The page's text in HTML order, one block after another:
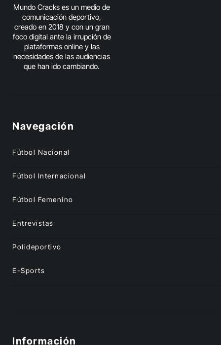
Mundo Cracks es un medio de
comunicación deportivo,
creado en 2018 y con un gran
foco digital ante la irrupción de
plataformas online y las
necesidades de las audiencias
que han ido cambiando.
Navegación
Fútbol Nacional
Fútbol Internacional
Fútbol Femenino
Entrevistas
Polideportivo
E-Sports
Información